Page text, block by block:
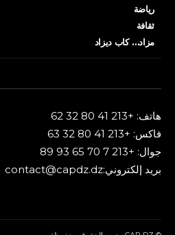
رياضة
ثقافة
مزاد… كاب ديزاد
هاتف: +213 41 80 32 62
فاكس: +213 41 80 32 63
جوال: +213 7 70 65 93 89
بريد إلكتروني:contact@capdz.dz